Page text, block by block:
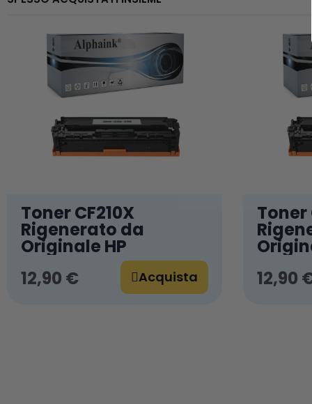
Toner CF210X
Rigenerato da
Originale HP
12,90 €
Acquista
Toner
12,90